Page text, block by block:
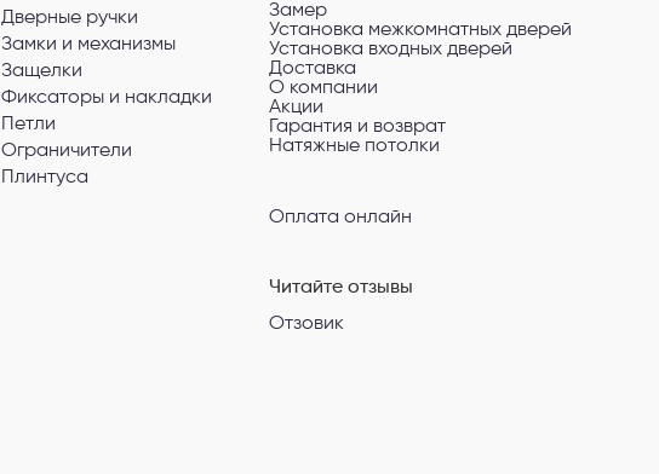
Дверные ручки
Замки и механизмы
Защелки
Фиксаторы и накладки
Петли
Ограничители
Плинтуса
Замер
Установка межкомнатных дверей
Установка входных дверей
Доставка
О компании
Акции
Гарантия и возврат
Натяжные потолки
Оплата онлайн
Читайте отзывы
Отзовик